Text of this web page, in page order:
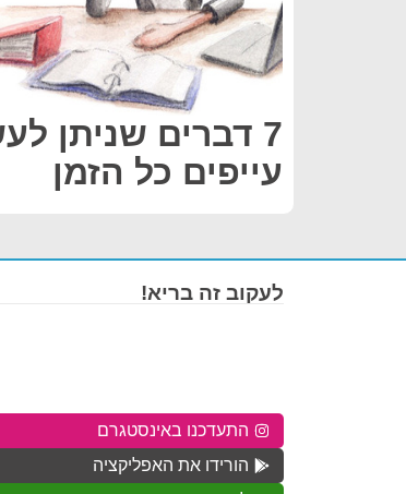
7 דברים שניתן
עייפים כל הזמן
לעקוב זה בריא!
התעדכנו באינסטגרם
הורידו את האפליקציה